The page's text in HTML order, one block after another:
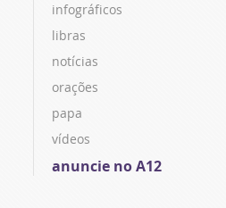
infográficos
libras
notícias
orações
papa
vídeos
anuncie no A12